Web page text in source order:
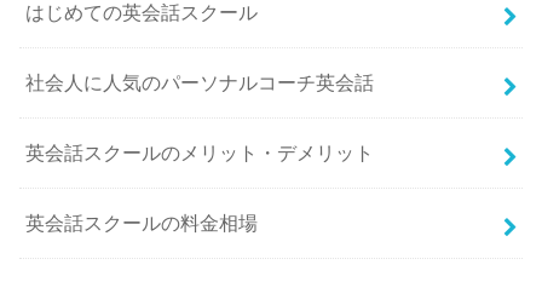
はじめての英会話スクール
社会人に人気のパーソナルコーチ英会話
英会話スクールのメリット・デメリット
英会話スクールの料金相場